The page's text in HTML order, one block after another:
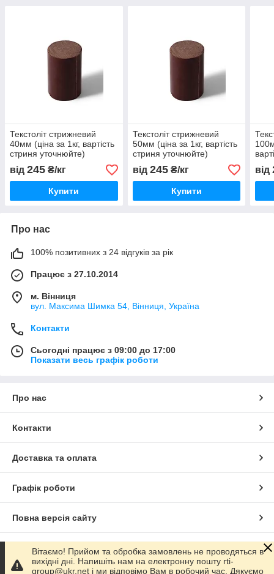
Текстоліт стрижневий
40мм (ціна за 1кг, вартість
стриня уточнюйте)
від 245 ₴/кг
Купити
Текстоліт стрижневий
50мм (ціна за 1кг, вартість
стриня уточнюйте)
від 245₴/кг
Купити
від
Про нас
100% позитивних з 24 відгуків за рік
Працює з 27.10.2014
м. Вінниця
вул. Максима Шимка 54, Вінниця, Україна
Контакти
Сьогодні працює з 09:00 до 17:00
Показати весь графік роботи
Про нас
Контакти
Доставка та оплата
Графік роботи
Повна версія сайту
Сайт створено на маркетплейсіProm.ua
Вітаємо! Прийом та обробка замовлень не проводяться в
вихідні дні. Напишіть нам на електронну пошту rti-
group@ukr.net і ми відповімо Вам в робочий час. Дякуємо